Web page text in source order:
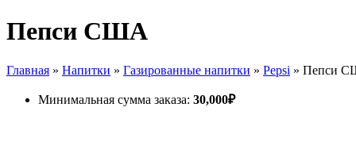
Пепси США
Главная » Напитки » Газированные напитки » Pepsi » Пепси
Минимальная сумма заказа: 30,000₽